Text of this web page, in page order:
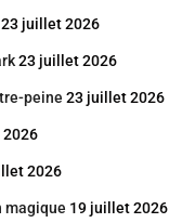
23 juillet 2026
23 juillet 2026
peine 23 juillet 2026
2026
magique 19 juillet 2026